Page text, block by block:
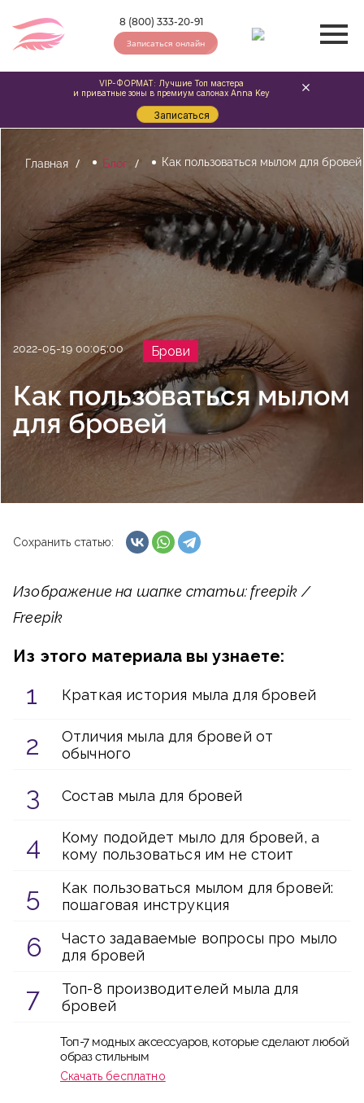
8 (800) 333-20-91
Записаться онлайн
Главная Блог Как пользоваться мылом для бровей
2022-05-19 00:05:00 Брови
Как пользоваться мылом
для бровей
Сохранить статью:
Изображение на шапке статьи: freepik /
Freepik
Из этого материала вы узнаете:
Краткая история мыла для бровей
Отличия мыла для бровей от
обычного
Состав мыла для бровей
Кому подойдет мыло для бровей, а
кому пользоваться им не стоит
Как пользоваться мылом для бровей:
пошаговая инструкция
Часто задаваемые вопросы про мыло
для бровей
Топ-8 производителей мыла для
бровей
Топ-7 модных аксессуаров, которые сделают любой
образ стильным
Скачать бесплатно
VIP-ФОРМАТ: Лучшие Топ мастера
и приватные зоны в премиум салонах Anna Key
Записаться